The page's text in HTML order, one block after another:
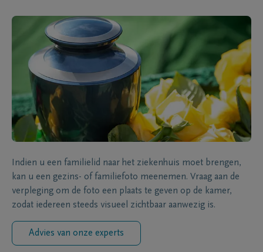
Indien u een familielid naar het ziekenhuis moet brengen,
kan u een gezins- of familiefoto meenemen. Vraag aan de
verpleging om de foto een plaats te geven op de kamer,
zodat iedereen steeds visueel zichtbaar aanwezig is.
Advies van onze experts